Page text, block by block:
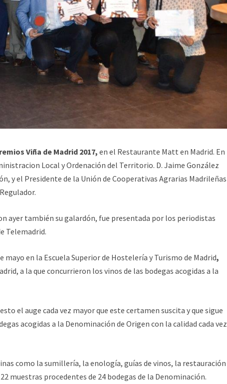
Viña de Madrid 2017, en el Restaurante Matt en Madrid. En
Local y Ordenación del Territorio. D. Jaime González
y el Presidente de la Unión de Cooperativas Agrarias Madrileñas
ayer también su galardón, fue presentada por los periodistas
Telemadrid.
mayo en la Escuela Superior de Hostelería y Turismo de Madrid,
a la que concurrieron los vinos de las bodegas acogidas a la
el auge cada vez mayor que este certamen suscita y que sigue
acogidas a la Denominación de Origen con la calidad cada vez
como la sumillería, la enología, guías de vinos, la restauración
muestras procedentes de 24 bodegas de la Denominación.